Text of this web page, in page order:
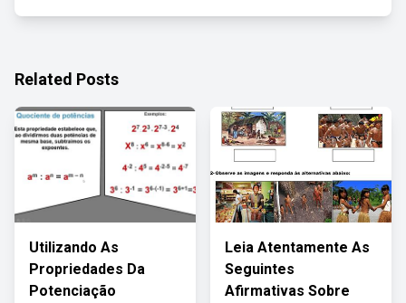
Related Posts
Utilizando As
Propriedades Da
Potenciação
Leia Atentamente As
Seguintes
Afirmativas Sobre